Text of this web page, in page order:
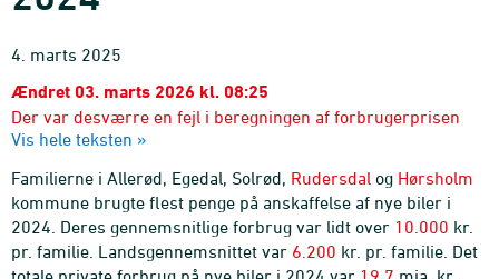
4. marts 2025
Ændret 03. marts 2026 kl. 08:25
Der var desværre en fejl i beregningen af forbrugerprisen
særligt på elbiler, som har medført, at tallene i denne NYT
Der henvises tilwww.statiskstikbanken.dk/bil50for
opdaterede tal for hele perioden.
Vis hele teksten »
Familierne i Allerød, Egedal, Solrød, Rudersdal og Hørsholm
kommune brugte flest penge på anskaffelse af nye biler i
2024. Deres gennemsnitlige forbrug var lidt over 10.000 kr.
pr. familie. Landsgennemsnittet var 6.200 kr. pr. familie. Det